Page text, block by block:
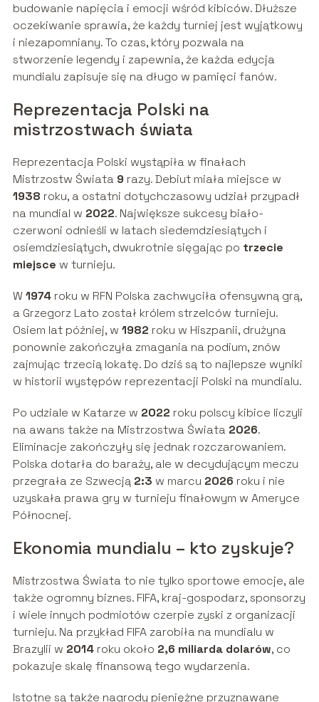
budowanie napięcia i emocji wśród kibiców. Dłuższe
oczekiwanie sprawia, że każdy turniej jest wyjątkowy
i niezapomniany. To czas, który pozwala na
stworzenie legendy i zapewnia, że każda edycja
mundialu zapisuje się na długo w pamięci fanów.
Reprezentacja Polski na
mistrzostwach świata
Reprezentacja Polski wystąpiła w finałach
Mistrzostw Świata 9 razy. Debiut miała miejsce w
1938 roku, a ostatni dotychczasowy udział przypadł
na mundial w 2022. Największe sukcesy biało-
czerwoni odnieśli w latach siedemdziesiątych i
osiemdziesiątych, dwukrotnie sięgając po trzecie
miejsce w turnieju.
W1974roku w RFN Polska zachwyciła ofensywną grą,
a Grzegorz Lato został królem strzelców turnieju.
Osiem lat później, w 1982 roku w Hiszpanii, drużyna
ponownie zakończyła zmagania na podium, znów
zajmując trzecią lokatę. Do dziś są to najlepsze wyniki
w historii występów reprezentacji Polski na mundialu.
Po udziale w Katarze w 2022 roku polscy kibice liczyli
na awans także na Mistrzostwa Świata 2026.
Eliminacje zakończyły się jednak rozczarowaniem.
Polska dotarła do baraży, ale w decydującym meczu
przegrała ze Szwecją 2:3 w marcu 2026 roku i nie
uzyskała prawa gry w turnieju finałowym w Ameryce
Północnej.
Ekonomia mundialu – kto zyskuje?
Mistrzostwa Świata to nie tylko sportowe emocje, ale
także ogromny biznes. FIFA, kraj-gospodarz, sponsorzy
i wiele innych podmiotów czerpie zyski z organizacji
turnieju. Na przykład FIFA zarobiła na mundialu w
Brazylii w 2014roku około 2,6 miliarda dolarów, co
pokazuje skalę finansową tego wydarzenia.
Istotne są także nagrody pieniężne przyznawane